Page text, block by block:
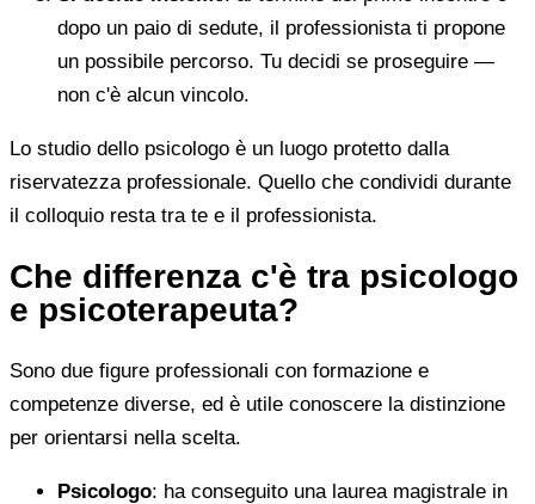
dopo un paio di sedute, il professionista ti propone
un possibile percorso. Tu decidi se proseguire —
non c'è alcun vincolo.
Lo studio dello psicologo è un luogo protetto dalla
riservatezza professionale. Quello che condividi durante
il colloquio resta tra te e il professionista.
Che differenza c'è tra psicologo
e psicoterapeuta?
Sono due figure professionali con formazione e
competenze diverse, ed è utile conoscere la distinzione
per orientarsi nella scelta.
Psicologo: ha conseguito una laurea magistrale in